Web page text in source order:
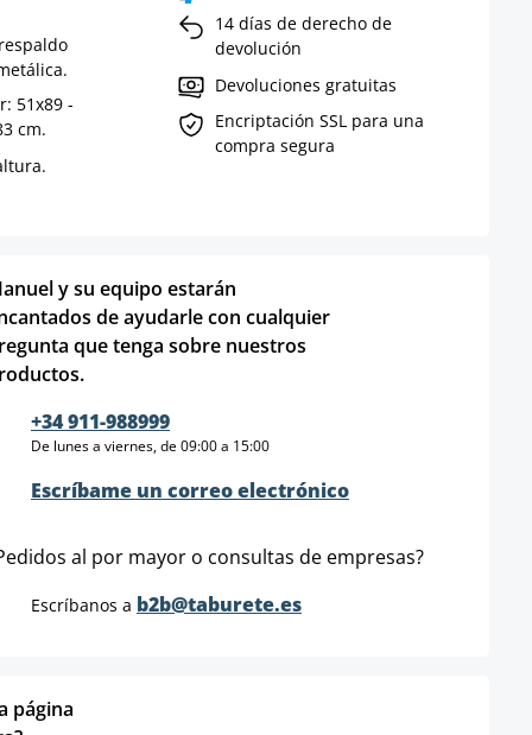
51x89 -
cm.
14 días de derecho de
devolución
Devoluciones gratuitas
Encriptación SSL para una
compra segura
y su equipo estarán
de ayudarle con cualquier
que tenga sobre nuestros
+34 911-988999
De lunes a viernes, de 09:00 a 15:00
Escríbame un correo electrónico
al por mayor o consultas de empresas?
Escríbanos a b2b@taburete.es
página